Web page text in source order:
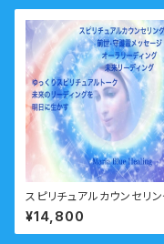
スピリチュアルカウンセリ
0分 人気No2 対面・オンライ
ン・LINE電話
¥14,800